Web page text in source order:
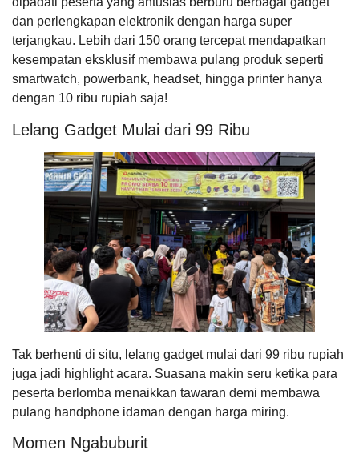
dan perlengkapan elektronik dengan harga super
terjangkau. Lebih dari 150 orang tercepat mendapatkan
kesempatan eksklusif membawa pulang produk seperti
smartwatch, powerbank, headset, hingga printer hanya
dengan 10 ribu rupiah saja!
Lelang Gadget Mulai dari 99 Ribu
Tak berhenti di situ, lelang gadget mulai dari 99 ribu rupiah
juga jadi highlight acara. Suasana makin seru ketika para
peserta berlomba menaikkan tawaran demi membawa
pulang handphone idaman dengan harga miring.
Momen Ngabuburit